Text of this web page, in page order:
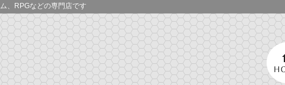
、RPGなどの専門店です